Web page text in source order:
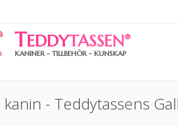
TEDDYTASSEN®
KANINER - TILLBEHÖR - KUNSKAP
kanin - Teddytassens